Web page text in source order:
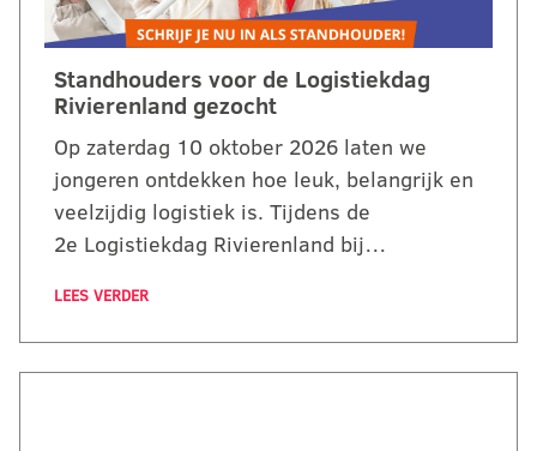
Standhouders voor de Logistiekdag
Rivierenland gezocht
Op zaterdag 10 oktober 2026 laten we
jongeren ontdekken hoe leuk, belangrijk en
veelzijdig logistiek is. Tijdens de
2e Logistiekdag Rivierenland bij…
LEES VERDER